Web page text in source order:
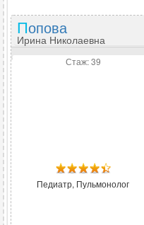
Попова
Ирина Николаевна
Стаж: 39
Педиатр, Пульмонолог